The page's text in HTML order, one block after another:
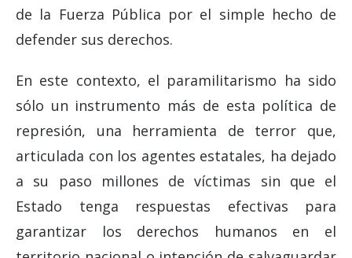
de la Fuerza Pública por el simple hecho de
defender sus derechos.
En este contexto, el paramilitarismo ha sido
sólo un instrumento más de esta política de
represión, una herramienta de terror que,
articulada con los agentes estatales, ha dejado
a su paso millones de víctimas sin que el
Estado tenga respuestas efectivas para
garantizar los derechos humanos en el